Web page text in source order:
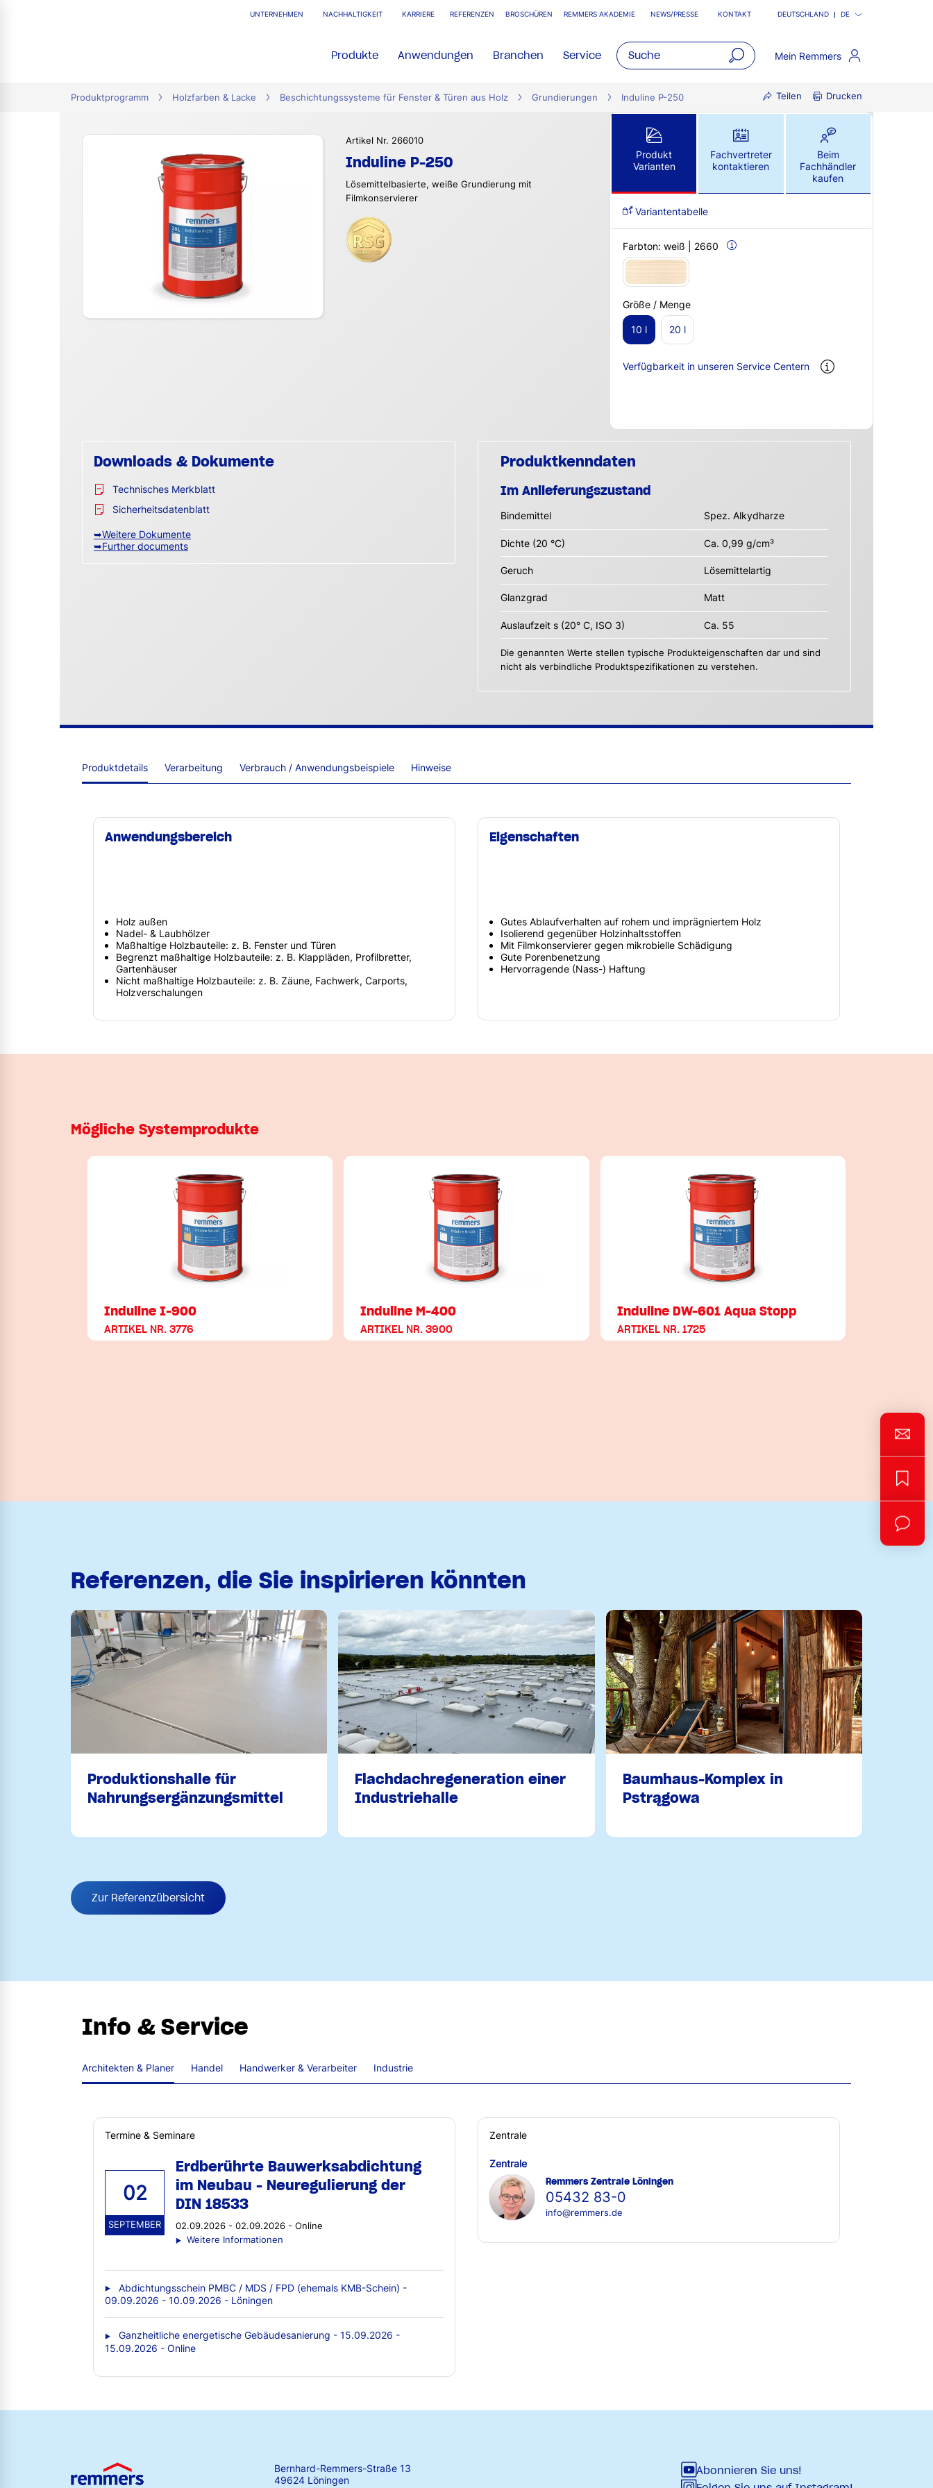
UNTERNEHMEN NACHHALTIGKEIT KARRIERE REFERENZEN BROSCHÜREN REMMERS AKADEMIE NEWS/PRESSE KONTAKT DEUTSCHLAND DE
Produkte Anwendungen Branchen Service Mein Remmers
Produktprogramm Holzfarben & Lacke Beschichtungssysteme für Fenster & Türen aus Holz Grundierungen Induline P-250 Teilen Drucken
Artikel Nr. 266010
Induline P-250
Lösemittelbasierte, weiße Grundierung mit
Filmkonservierer
Produkt
Varianten
Fachvertreter
kontaktieren
Beim
Fachhändler
kaufen
Variantentabelle
Farbton: weiß | 2660
Größe / Menge
10 l 20 l
Verfügbarkeit in unseren Service Centern
Downloads & Dokumente
Technisches Merkblatt
Sicherheitsdatenblatt
➥Weitere Dokumente
➥Further documents
Produktkenndaten
Im Anlieferungszustand
Bindemittel Spez. Alkydharze
Dichte (20 °C) Ca. 0,99 g/cm³
Geruch Lösemittelartig
Glanzgrad Matt
Auslaufzeit s (20° C, ISO 3) Ca. 55
Die genannten Werte stellen typische Produkteigenschaften dar und sind
nicht als verbindliche Produktspezifikationen zu verstehen.
Produktdetails Verarbeitung Verbrauch / Anwendungsbeispiele Hinweise
Anwendungsbereich
Holz außen
Nadel- & Laubhölzer
Maßhaltige Holzbauteile: z. B. Fenster und Türen
Begrenzt maßhaltige Holzbauteile: z. B. Klappläden, Profilbretter,
Gartenhäuser
Nicht maßhaltige Holzbauteile: z. B. Zäune, Fachwerk, Carports,
Holzverschalungen
Eigenschaften
Gutes Ablaufverhalten auf rohem und imprägniertem Holz
Isolierend gegenüber Holzinhaltsstoffen
Mit Filmkonservierer gegen mikrobielle Schädigung
Gute Porenbenetzung
Hervorragende (Nass-) Haftung
Mögliche Systemprodukte
Induline I-900
ARTIKEL NR. 3776
Induline M-400
ARTIKEL NR. 3900
Induline DW-601 Aqua Stopp
ARTIKEL NR. 1725
Referenzen, die Sie inspirieren könnten
Produktionshalle für
Nahrungsergänzungsmittel
Flachdachregeneration einer
Industriehalle
Baumhaus-Komplex in
Pstrągowa
Zur Referenzübersicht
Info & Service
Architekten & Planer Handel Handwerker & Verarbeiter Industrie
Termine & Seminare
02
SEPTEMBER
Erdberührte Bauwerksabdichtung
im Neubau - Neuregulierung der
DIN 18533
02.09.2026 - 02.09.2026 - Online
Weitere Informationen
Abdichtungsschein PMBC / MDS / FPD (ehemals KMB-Schein) -
09.09.2026 - 10.09.2026 - Löningen
Ganzheitliche energetische Gebäudesanierung - 15.09.2026 -
15.09.2026 - Online
Zentrale
Zentrale
Remmers Zentrale Löningen
05432 83-0
info@remmers.de
Bernhard-Remmers-Straße 13
49624 Löningen
Abonnieren Sie uns!